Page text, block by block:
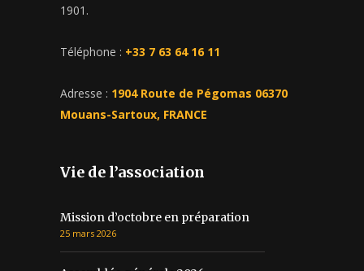
1901.
Téléphone : +33 7 63 64 16 11
Adresse : 1904 Route de Pégomas 06370
Mouans-Sartoux, FRANCE
Vie de l’association
Mission d’octobre en préparation
25 mars 2026